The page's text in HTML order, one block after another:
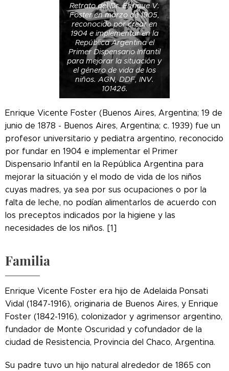
Retrato del Dr. Enrique V.
Foster en marzo de 1905,
reconocido por crear en
1904 e implementar en la
República Argentina el
Primer Dispensario Infantil
para mejorar la situación y
el género de vida de los
niños. AGN, DDF, INV.
101426.
Enrique Vicente Foster (Buenos Aires, Argentina; 19 de
junio de 1878 - Buenos Aires, Argentina; c. 1939) fue un
profesor universitario y pediatra argentino, reconocido
por fundar en 1904 e implementar el Primer
Dispensario Infantil en la República Argentina para
mejorar la situación y el modo de vida de los niños
cuyas madres, ya sea por sus ocupaciones o por la
falta de leche, no podían alimentarlos de acuerdo con
los preceptos indicados por la higiene y las
necesidades de los niños. [1]
Familia
Enrique Vicente Foster era hijo de Adelaida Ponsati
Vidal (1847-1916), originaria de Buenos Aires, y Enrique
Foster (1842-1916), colonizador y agrimensor argentino,
fundador de Monte Oscuridad y cofundador de la
ciudad de Resistencia, Provincia del Chaco, Argentina.
Su padre tuvo un hijo natural alrededor de 1865 con